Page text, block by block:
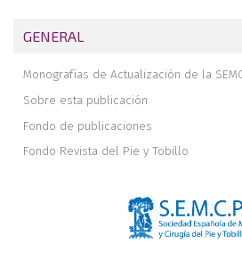
GENERAL
Monografías de Actualización de la
Sobre esta publicación
Fondo de publicaciones
Fondo Revista del Pie y Tobillo